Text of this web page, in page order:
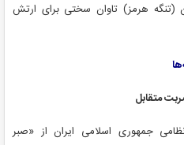
(تنگه هرمز) تاوان سختی برای ارتش
جمهوری اسلامی ایران از «صبر